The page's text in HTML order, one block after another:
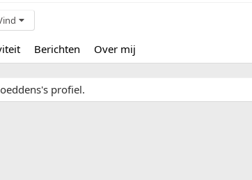
Berichten Over mij
profiel.